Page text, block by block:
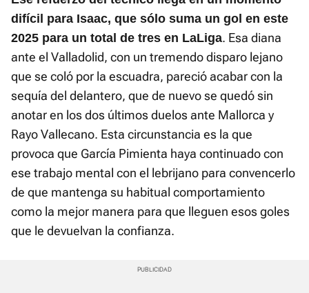
difícil para Isaac, que sólo suma un gol en este
2025 para un total de tres en LaLiga. Esa diana
ante el Valladolid, con un tremendo disparo lejano
que se coló por la escuadra, pareció acabar con la
sequía del delantero, que de nuevo se quedó sin
anotar en los dos últimos duelos ante Mallorca y
Rayo Vallecano. Esta circunstancia es la que
provoca que García Pimienta haya continuado con
ese trabajo mental con el lebrijano para convencerlo
de que mantenga su habitual comportamiento
como la mejor manera para que lleguen esos goles
que le devuelvan la confianza.